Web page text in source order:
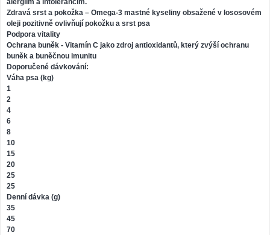
alergiím a intolerancím.
Zdravá srst a pokožka – Omega-3 mastné kyseliny obsažené v lososovém
oleji pozitivně ovlivňují pokožku a srst psa
Podpora vitality
Ochrana buněk - Vitamín C jako zdroj antioxidantů, který zvýší ochranu
buněk a buněčnou imunitu
Doporučené dávkování:
Váha psa (kg)
1
2
4
6
8
10
15
20
25
25
Denní dávka (g)
35
45
70